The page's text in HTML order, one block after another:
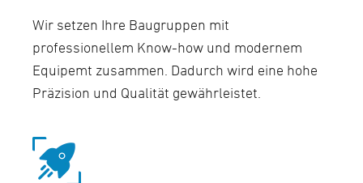
Wir setzen Ihre Baugruppen mit
professionellem Know-how und modernem
Equipemt zusammen. Dadurch wird eine hohe
Präzision und Qualität gewährleistet.